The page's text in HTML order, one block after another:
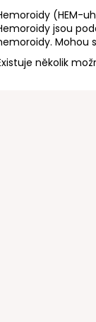
(HEM-
jsou
Mohou
několik